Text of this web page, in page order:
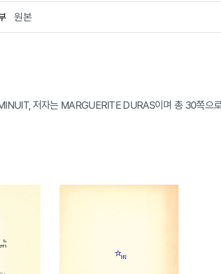
원본
저자는 MARGUERITE DURAS이며 총 30쪽으